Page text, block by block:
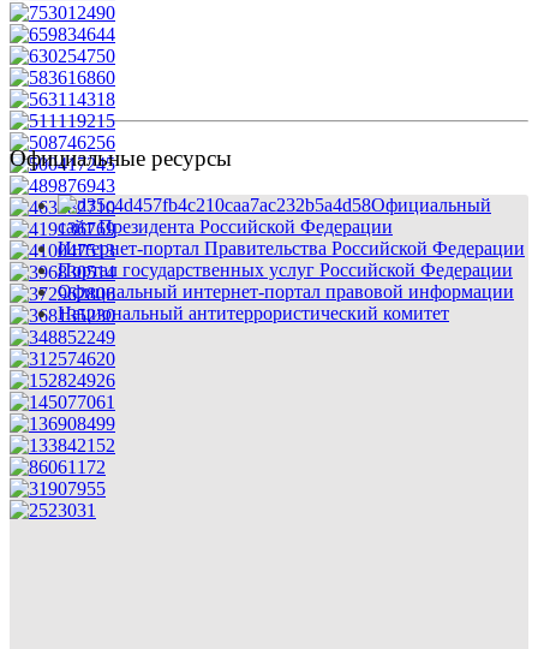
Официальные ресурсы
Официальный
сайт Президента Российской Федерации
Интернет-портал Правительства Российской Федерации
Портал государственных услуг Российской Федерации
Официальный интернет-портал правовой информации
Национальный антитеррористический комитет